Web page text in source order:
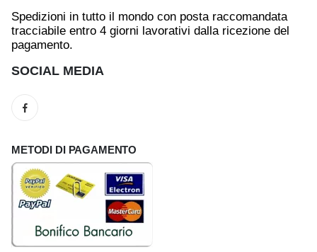
Spedizioni in tutto il mondo con posta raccomandata
tracciabile entro 4 giorni lavorativi dalla ricezione del
pagamento.
SOCIAL MEDIA
METODI DI PAGAMENTO